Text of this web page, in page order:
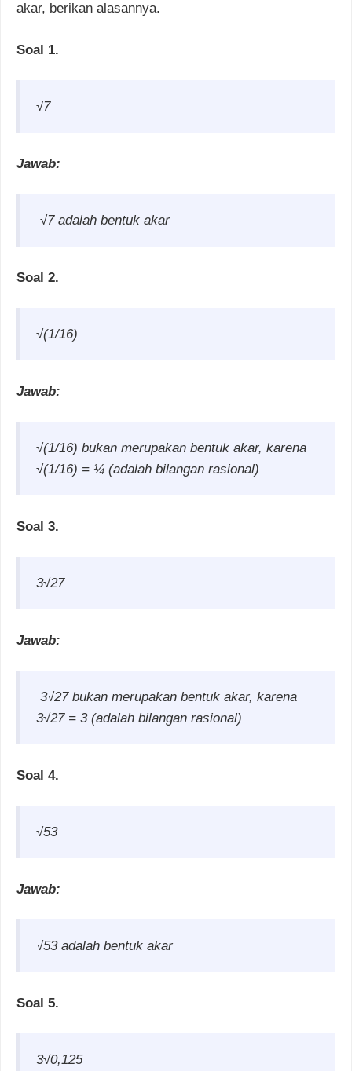
akar, berikan alasannya.
Soal 1.
√7
Jawab:
√7 adalah bentuk akar
Soal 2.
√(1/16)
Jawab:
√(1/16) bukan merupakan bentuk akar, karena
√(1/16) = ¼ (adalah bilangan rasional)
Soal 3.
3√27
Jawab:
3√27 bukan merupakan bentuk akar, karena
3√27 = 3 (adalah bilangan rasional)
Soal 4.
√53
Jawab:
√53 adalah bentuk akar
Soal 5.
3√0,125